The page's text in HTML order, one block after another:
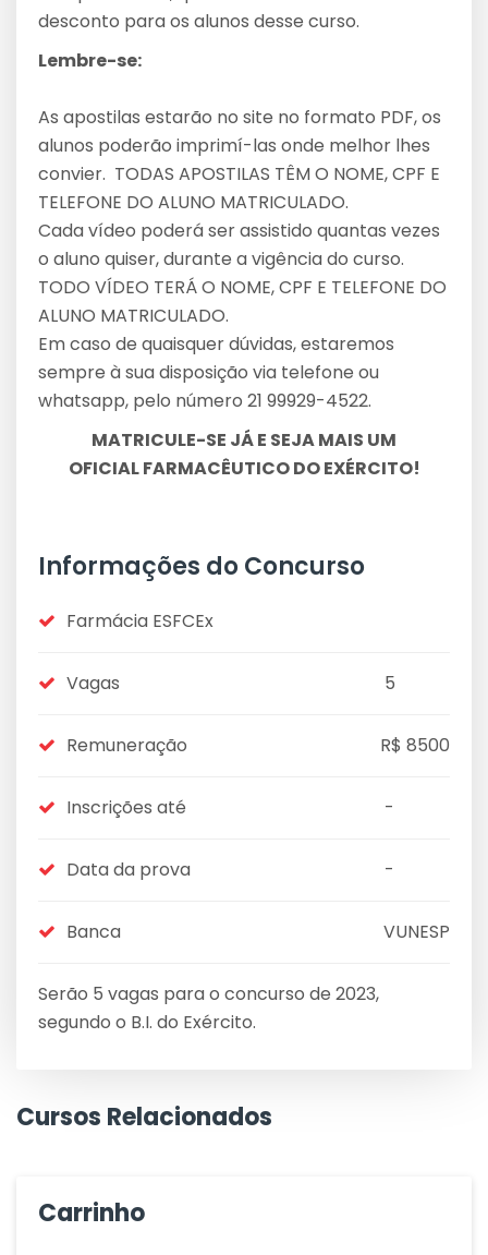
desconto para os alunos desse curso.
Lembre-se:
As apostilas estarão no site no formato PDF, os
alunos poderão imprimí-las onde melhor lhes
convier. TODAS APOSTILAS TÊM O NOME, CPF E
TELEFONE DO ALUNO MATRICULADO.
Cada vídeo poderá ser assistido quantas vezes
o aluno quiser, durante a vigência do curso.
TODO VÍDEO TERÁ O NOME, CPF E TELEFONE DO
ALUNO MATRICULADO.
Em caso de quaisquer dúvidas, estaremos
sempre à sua disposição via telefone ou
whatsapp, pelo número 21 99929-4522.
MATRICULE-SE JÁ E SEJA MAIS UM
OFICIAL FARMACÊUTICO DO EXÉRCITO!
Informações do Concurso
Farmácia ESFCEx
Vagas 5
Remuneração R$ 8500
Inscrições até -
Data da prova -
Banca VUNESP
Serão 5 vagas para o concurso de 2023,
segundo o B.I. do Exército.
Cursos Relacionados
Carrinho